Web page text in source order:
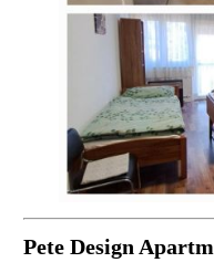
Pete Design